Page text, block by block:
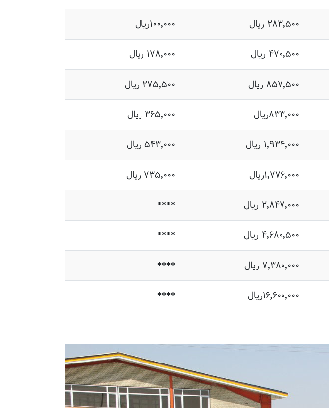
۲۸۳,۵۰۰ ریال ۱۰۰,۰۰۰ریال
۴۷۰,۵۰۰ ریال ۱۷۸,۰۰۰ ریال
۸۵۷,۵۰۰ ریال ۲۷۵,۵۰۰ ریال
۸۳۳,۰۰۰ریال ۳۶۵,۰۰۰ ریال
۱,۹۳۴,۰۰۰ ریال ۵۴۳,۰۰۰ ریال
۱,۷۷۶,۰۰۰ریال ۷۳۵,۰۰۰ ریال
۲,۸۴۷,۰۰۰ ریال ****
۴,۶۸۰,۵۰۰ ریال ****
۷,۳۸۰,۰۰۰ ریال ****
۱۶,۶۰۰,۰۰۰ریال ****